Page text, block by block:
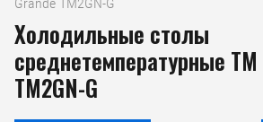
Холодильные столы
среднетемпературные TM
TM2GN-G